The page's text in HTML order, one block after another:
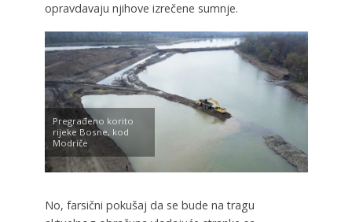
opravdavaju njihove izrečene sumnje.
Pregrađeno korito
rijeke Bosne, kod
Modriče
No, farsični pokušaj da se bude na tragu